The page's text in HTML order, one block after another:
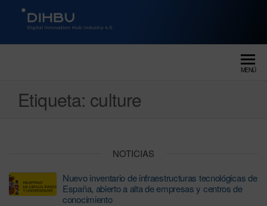
DIGITAL INNOVATION HUB
MENÚ
Etiqueta: culture
NOTICIAS
Nuevo inventario de infraestructuras tecnológicas de
España, abierto a alta de empresas y centros de
conocimiento